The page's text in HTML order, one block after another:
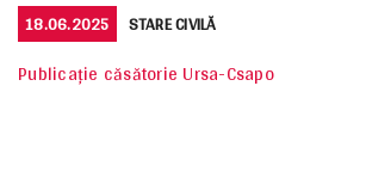
POSTED
ON
18.06.2025 CATEGORIES
STARE CIVILĂ
Publicație căsătorie Ursa-Csapo